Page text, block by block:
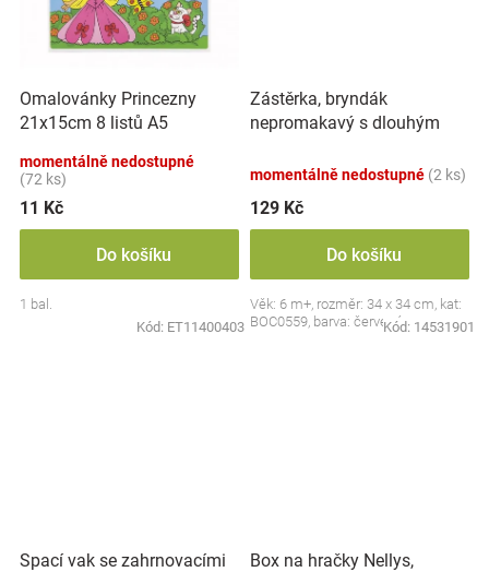
Omalovánky Princezny
21x15cm 8 listů A5
momentálně nedostupné
(72 ks)
11 Kč
Do košíku
1 bal.
Kód: ET11400403
Zástěrka, bryndák
nepromakavý s dlouhým
momentálně nedostupné (2 ks)
129 Kč
Do košíku
Věk: 6 m+, rozměr: 34 x 34 cm, kat:
BOC0559, barva: červená
Kód: 14531901
Spací vak se zahrnovacími
Box na hračky Nellys,